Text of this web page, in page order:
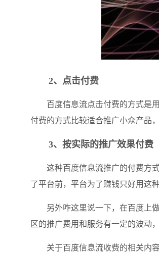
2、点击付费
百度信息流点击付费的方式是用
付费的方式比较适合推广小众产品
3、按实际的推广效果付费
这种百度信息流推广的付费方式
了平台前，平台为了赚钱只好用这
另外咋这里说一下，在百度上做
区的推广费用和服务有一定的波动
关于百度信息流收费的相关内容